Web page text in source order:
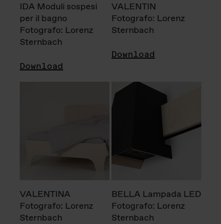
IDA Moduli sospesi
per il bagno
Fotografo: Lorenz
Sternbach
Download
VALENTIN
Fotografo: Lorenz
Sternbach
Download
VALENTINA
Fotografo: Lorenz
Sternbach
BELLA Lampada LED
Fotografo: Lorenz
Sternbach